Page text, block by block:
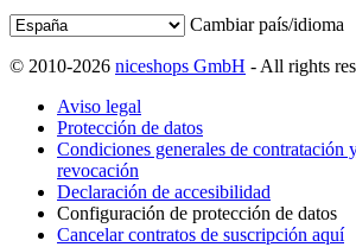
Cambiar país/idioma
© 2010-2026 niceshops GmbH - All rights
Aviso legal
Protección de datos
Condiciones generales de contratación
revocación
Declaración de accesibilidad
Configuración de protección de datos
Cancelar contratos de suscripción aquí